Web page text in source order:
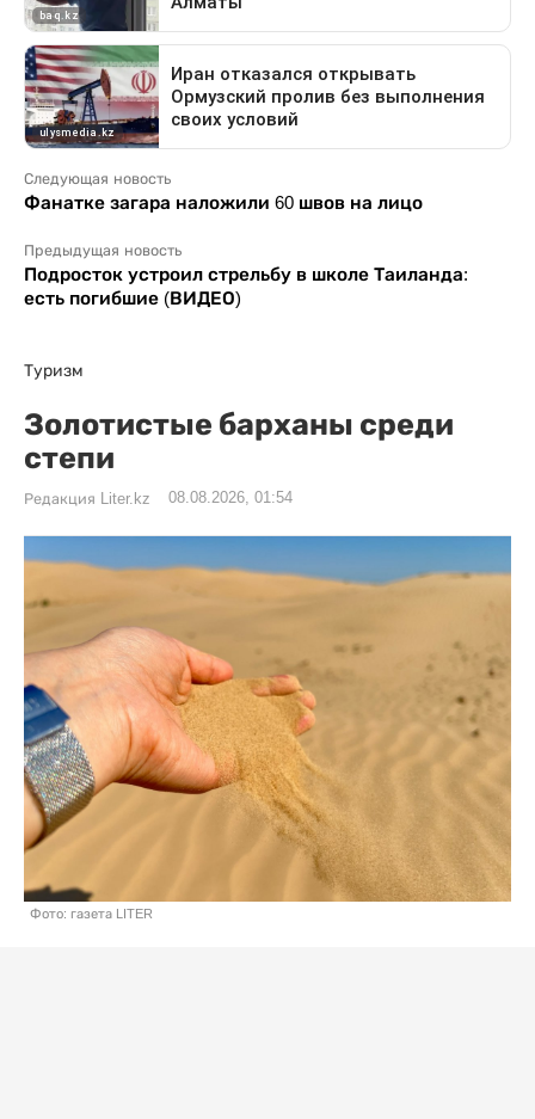
Следующая новость
Фанатке загара наложили 60 швов на лицо
Предыдущая новость
Подросток устроил стрельбу в школе Таиланда:
есть погибшие (ВИДЕО)
Туризм
Золотистые барханы среди
степи
Редакция Liter.kz 08.08.2026, 01:54
Фото: газета LITER